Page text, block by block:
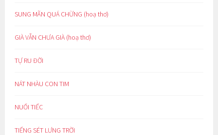
SUNG MÃN QUÁ CHỪNG (hoạ thơ)
GIÀ VẪN CHƯA GIÀ (hoạ thơ)
TỰ RU ĐỜI
NÁT NHÀU CON TIM
NUỐI TIẾC
TIẾNG SÉT LƯNG TRỜI